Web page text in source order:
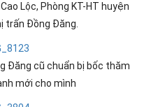
Lộc, Phòng KT-HT huyện
trấn Đồng Đăng.
Đăng cũ chuẩn bị bốc thăm
mới cho mình